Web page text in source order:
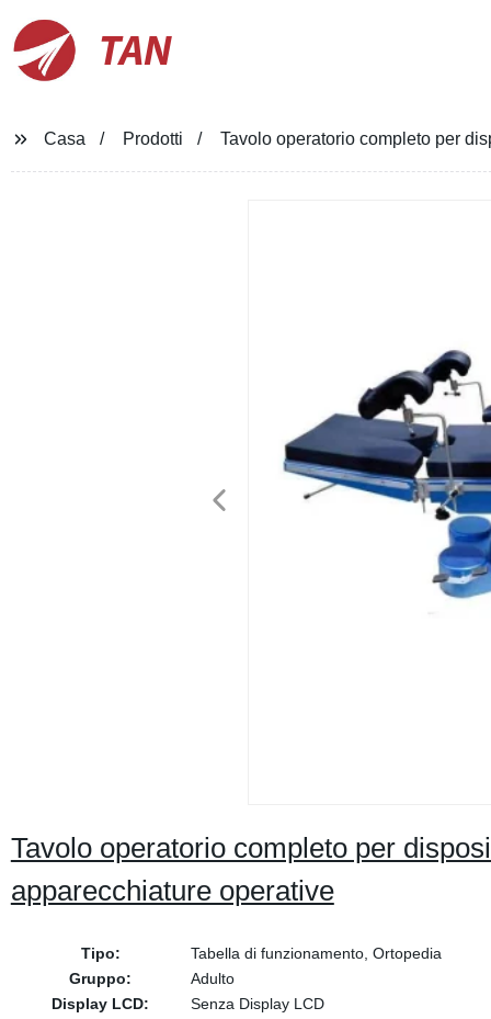
TAN
Casa Prodotti Tavolo operatorio completo per
Tavolo operatorio completo per
apparecchiature operative
Tipo:
Tabella di funzionamento, Ortopedia
Gruppo:
Adulto
Display LCD:
Senza Display LCD